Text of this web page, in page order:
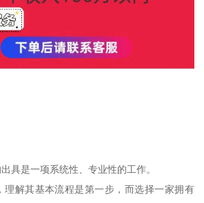
具是一项系统性、专业性的工作。
理解其基本流程是第一步，而选择一家拥有